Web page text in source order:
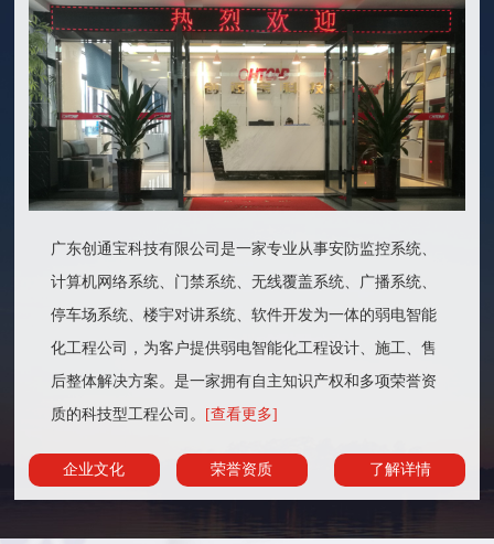
广东创通宝科技有限公司是一家专业从事安防监控系统、
计算机网络系统、门禁系统、无线覆盖系统、广播系统、
停车场系统、楼宇对讲系统、软件开发为一体的弱电智能
化工程公司，为客户提供弱电智能化工程设计、施工、售
后整体解决方案。是一家拥有自主知识产权和多项荣誉资
质的科技型工程公司。
[查看更多]
企业文化 荣誉资质 了解详情